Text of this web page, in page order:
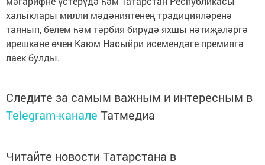
халыклары милли мәдәниятенең традицияләренә
таянып, белем һәм тәрбия бирүдә яхшы нәтиҗәләргә
ирешкәне өчен Каюм Насыйри исемендәге премиягә
лаек булды.
Следите за самым важным и интересным в
Telegram-канале Татмедиа
Читайте новости Татарстана в